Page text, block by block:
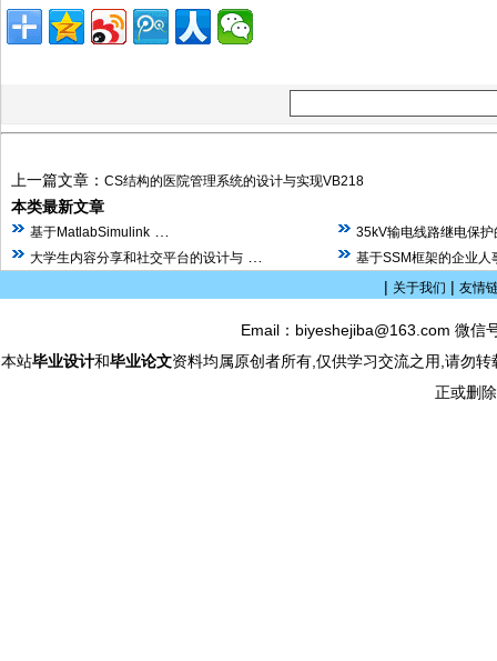
上一篇文章： CS结构的医院管理系统的设计与实现VB218
本类最新文章
基于MatlabSimulink
35kV输电线路继电保
大学生内容分享和社交平台的设计与
基于SSM框架的企业人
| 关于我们 | 友情
Email：biyeshejiba@163.com 微
本站毕业设计和毕业论文资料均属原创者所有,仅供学习交流之用,请勿
正或删